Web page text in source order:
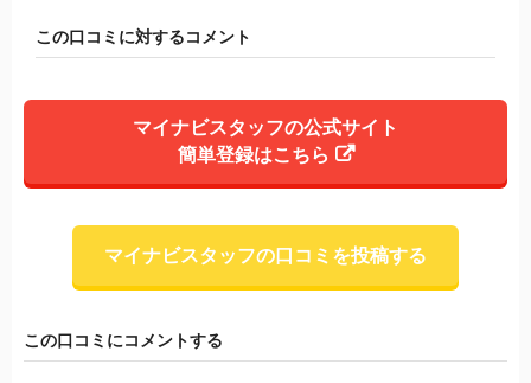
この口コミに対するコメント
マイナビスタッフの公式サイト
簡単登録はこちら
マイナビスタッフの口コミを投稿する
この口コミにコメントする